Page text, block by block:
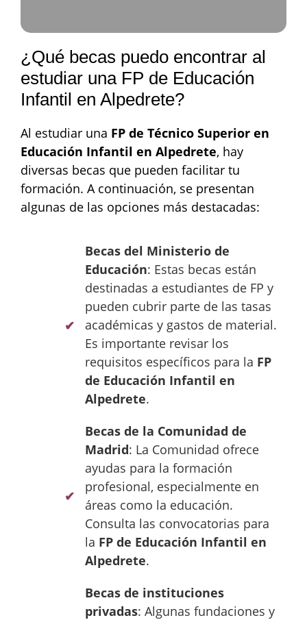
¿Qué becas puedo encontrar al
estudiar una FP de Educación
Infantil en Alpedrete?
Al estudiar una FP de Técnico Superior en
Educación Infantil en Alpedrete, hay
diversas becas que pueden facilitar tu
formación. A continuación, se presentan
algunas de las opciones más destacadas:
Becas del Ministerio de
Educación: Estas becas están
destinadas a estudiantes de FP y
pueden cubrir parte de las tasas
académicas y gastos de material.
Es importante revisar los
requisitos específicos para la FP
de Educación Infantil en
Alpedrete.
Becas de la Comunidad de
Madrid: La Comunidad ofrece
ayudas para la formación
profesional, especialmente en
áreas como la educación.
Consulta las convocatorias para
la FP de Educación Infantil en
Alpedrete.
Becas de instituciones
privadas: Algunas fundaciones y